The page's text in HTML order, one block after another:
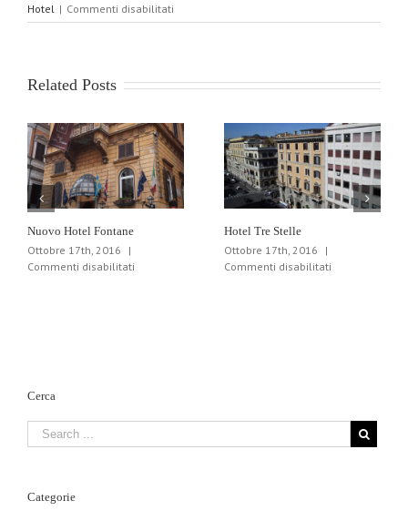
Hotel | Commenti disabilitati
Hotel
Related Posts
Nuovo Hotel Fontane
Ottobre 17th, 2016
|
Commenti disabilitati
Hotel Tre Stelle
Ottobre 17th, 2016
|
Commenti disabilitati
Cerca
Categorie